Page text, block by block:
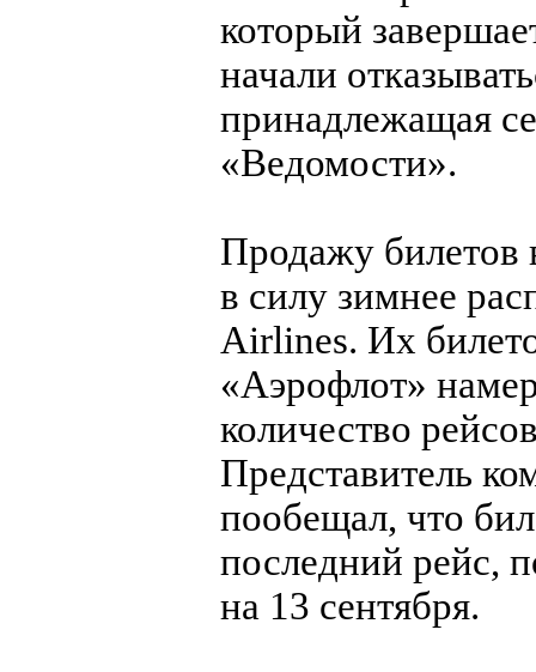
который
начали
принадлежащая
«Ведомости».
Продажу билетов
в силу зимнее
Airlines. Их
«Аэрофлот»
количество
Представитель
пообещал, что
последний рейс,
на 13 сентября.